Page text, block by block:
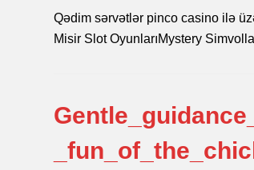
Qədim sərvətlər pinco casino ilə
Misir Slot OyunlarıMystery